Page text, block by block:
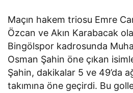
Maçın hakem triosu Emre
Özcan ve Akın Karabacak
Bingölspor kadrosunda
Osman Şahin öne çıkan
Şahin, dakikalar 5 ve 49’da
takımına öne geçirdi. Bu